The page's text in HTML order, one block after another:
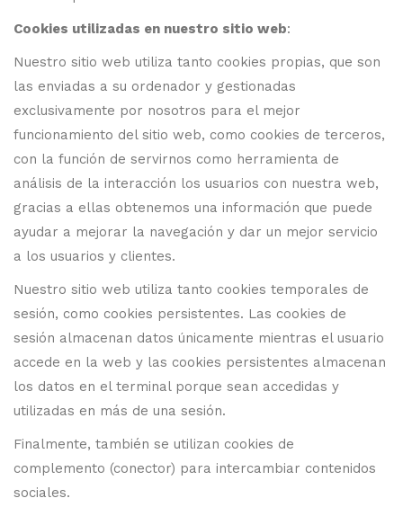
Cookies utilizadas en nuestro sitio web:
Nuestro sitio web utiliza tanto cookies propias, que son
las enviadas a su ordenador y gestionadas
exclusivamente por nosotros para el mejor
funcionamiento del sitio web, como cookies de terceros,
con la función de servirnos como herramienta de
análisis de la interacción los usuarios con nuestra web,
gracias a ellas obtenemos una información que puede
ayudar a mejorar la navegación y dar un mejor servicio
a los usuarios y clientes.
Nuestro sitio web utiliza tanto cookies temporales de
sesión, como cookies persistentes. Las cookies de
sesión almacenan datos únicamente mientras el usuario
accede en la web y las cookies persistentes almacenan
los datos en el terminal porque sean accedidas y
utilizadas en más de una sesión.
Finalmente, también se utilizan cookies de
complemento (conector) para intercambiar contenidos
sociales.